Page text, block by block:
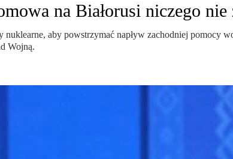
na Białorusi niczego nie
nuklearne, aby powstrzymać napływ zachodniej
Wojną.